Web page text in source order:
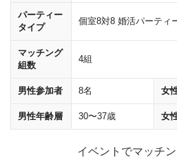
横断歩道を渡って左に曲がってください
ヒルトンプラザウエスト
パーティー
タイプ
個室8対8 婚活パーティ
マッチング
組数
4組
男性参加者 8名 女
男性年齢層 30〜37歳 女
イベントでマッチ